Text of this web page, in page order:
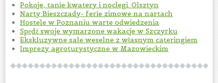
Pokoje, tanie kwatery i noclegi. Olsztyn
Narty Bieszczady- ferie zimowe na nartach
Hostele w Poznaniu warte odwiedzenia
Spędź swoje wymarzone wakacje w Szczyrku
Ekskluzywne sale weselne z własnym cateringiem
Imprezy agroturystyczne w Mazowieckim